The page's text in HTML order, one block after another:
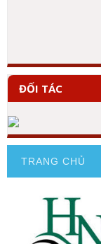
ĐỐI TÁC
TRANG CHỦ